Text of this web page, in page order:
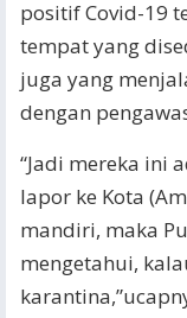
positif Covid-19
tempat yang
juga yang
dengan
“Jadi mereka ini
lapor ke Kota
mandiri, maka
mengetahui,